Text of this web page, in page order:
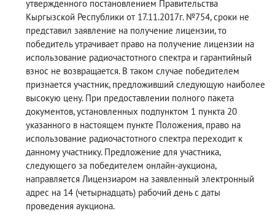
утвержденного постановлением Правительства
Кыргызской Республики от 17.11.2017г. №754, сроки не
представил заявление на получение лицензии, то
победитель утрачивает право на получение лицензии на
использование радиочастотного спектра и гарантийный
взнос не возвращается. В таком случае победителем
признается участник, предложивший следующую наиболее
высокую цену. При предоставлении полного пакета
документов, установленных подпунктом 1 пункта 20
указанного в настоящем пункте Положения, право на
использование радиочастотного спектра переходит к
данному участнику. Предложение для участника,
следующего за победителем онлайн-аукциона,
направляется Лицензиаром на заявленный электронный
адрес на 14 (четырнадцать) рабочий день с даты
проведения аукциона.